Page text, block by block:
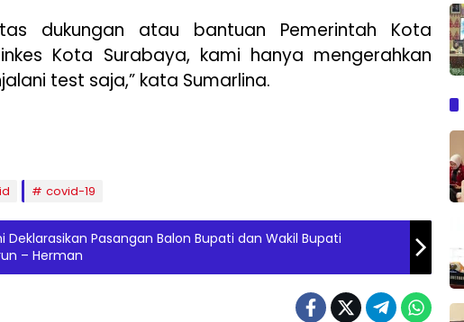
dukungan atau bantuan Pemerintah Kota
Kota Surabaya, kami hanya mengerahkan
test saja,” kata Sumarlina.
covid-19
Deklarasikan Pasangan Balon Bupati dan Wakil Bupati
– Herman